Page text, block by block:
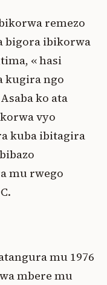
remezo
bigora ibikorwa
« hasi
kugira ngo
ko ata
vyo
kuba ibitagira
mu rwego
mu 1976
mbere mu